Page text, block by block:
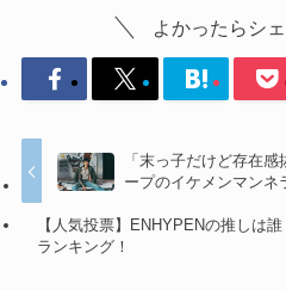
よかったらシ
「末っ子だけど存在
ープのイケメンマン
【人気投票】ENHYPENの推しは
ランキング！